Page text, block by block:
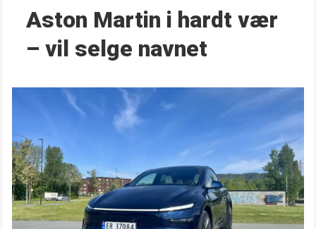
Aston Martin i hardt vær
– vil selge navnet